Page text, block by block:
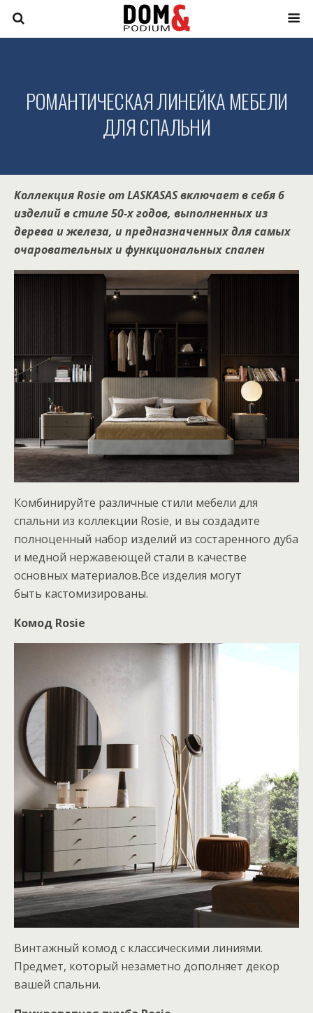
РОМАНТИЧЕСКАЯ ЛИНЕЙКА МЕБЕЛИ
ДЛЯ СПАЛЬНИ
Коллекция Rosie от LASKASAS включает в себя 6
изделий в стиле 50-х годов, выполненных из
дерева и железа, и предназначенных для самых
очаровательных и функциональных спален
Комбинируйте различные стили мебели для
спальни из коллекции Rosie, и вы создадите
полноценный набор изделий из состаренного дуба
и медной нержавеющей стали в качестве
основных материалов.Все изделия могут
быть кастомизированы.
Комод Rosie
Винтажный комод с классическими линиями.
Предмет, который незаметно дополняет декор
вашей спальни.